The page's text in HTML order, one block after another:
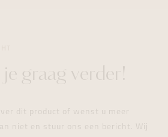
graag verder!
dit product of wenst u meer
niet en stuur ons een bericht. Wij